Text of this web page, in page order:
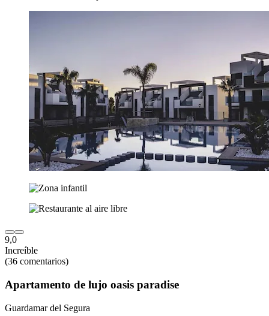
9,0
Increíble
(36 comentarios)
Apartamento de lujo oasis paradise
Guardamar del Segura